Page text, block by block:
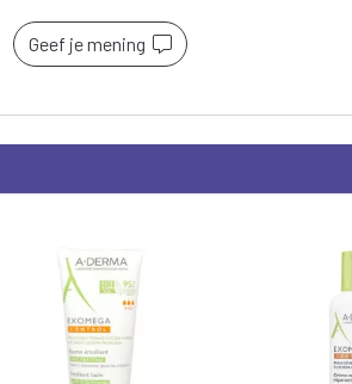
Geef je mening